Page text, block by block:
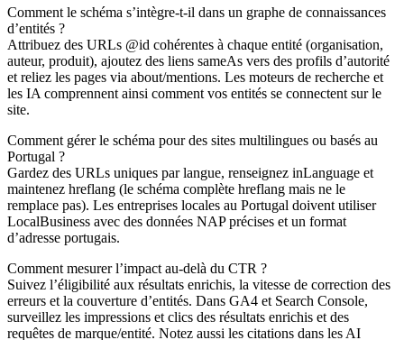
Comment le schéma s’intègre-t-il dans un graphe de connaissances
d’entités ?
Attribuez des URLs @id cohérentes à chaque entité (organisation,
auteur, produit), ajoutez des liens sameAs vers des profils d’autorité
et reliez les pages via about/mentions. Les moteurs de recherche et
les IA comprennent ainsi comment vos entités se connectent sur le
site.
Comment gérer le schéma pour des sites multilingues ou basés au
Portugal ?
Gardez des URLs uniques par langue, renseignez inLanguage et
maintenez hreflang (le schéma complète hreflang mais ne le
remplace pas). Les entreprises locales au Portugal doivent utiliser
LocalBusiness avec des données NAP précises et un format
d’adresse portugais.
Comment mesurer l’impact au-delà du CTR ?
Suivez l’éligibilité aux résultats enrichis, la vitesse de correction des
erreurs et la couverture d’entités. Dans GA4 et Search Console,
surveillez les impressions et clics des résultats enrichis et des
requêtes de marque/entité. Notez aussi les citations dans les AI